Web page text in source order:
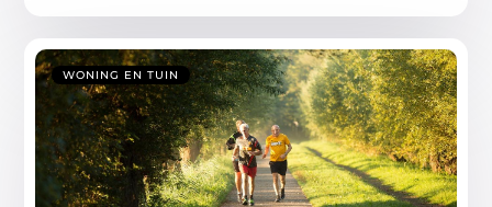
WONING EN TUIN